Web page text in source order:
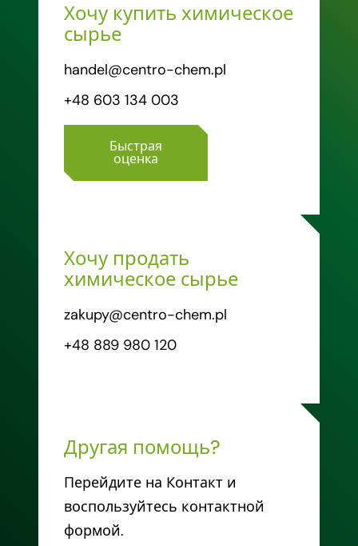
Хочу купить химическое
сырье
handel@centro-chem.pl
+48 603 134 003
Быстрая
оценка
Хочу продать
химическое сырье
zakupy@centro-chem.pl
+48 889 980 120
Другая помощь?
Перейдите на Контакт и
воспользуйтесь контактной
формой.